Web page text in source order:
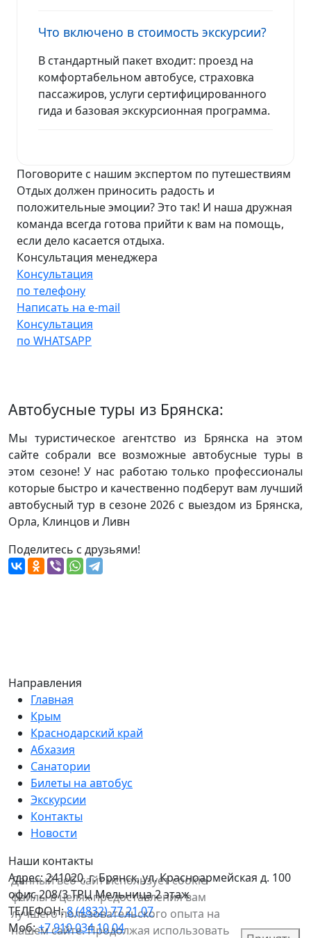
Что включено в стоимость экскурсии?
В стандартный пакет входит: проезд на
комфортабельном автобусе, страховка
пассажиров, услуги сертифицированного
гида и базовая экскурсионная программа.
Поговорите с нашим экспертом по путешествиям
Отдых должен приносить радость и
положительные эмоции? Это так! И наша дружная
команда всегда готова прийти к вам на помощь,
если дело касается отдыха.
Консультация менеджера
Консультация
по телефону
Написать на e-mail
Консультация
по WHATSAPP
Автобусные туры из Брянска:
Мы туристическое агентство из Брянска на этом
сайте собрали все возможные автобусные туры в
этом сезоне! У нас работаю только профессионалы
которые быстро и качественно подберут вам лучший
автобусный тур в сезоне 2026 с выездом из Брянска,
Орла, Клинцов и Ливн
Поделитесь с друзьями!
Направления
Главная
Крым
Краснодарский край
Абхазия
Санатории
Билеты на автобус
Экскурсии
Контакты
Новости
Наши контакты
Адрес:241020, г. Брянск, ул. Красноармейская д. 100
офис 208/3 ТРЦ Мельница 2 этаж
ТЕЛЕФОН:8 (4832) 77 21 07
Моб:+7 910 034 10 04
Данный веб-сайт использует cookie-
файлы в целях предоставления вам
лучшего пользовательского опыта на
нашем сайте. Продолжая использовать